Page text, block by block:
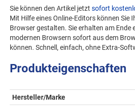
Sie können den Artikel jetzt sofort
Mit Hilfe eines Online-Editors können Sie
Browser gestalten. Sie erhalten am Ende
modernen Browsern sofort aus dem
können. Schnell, einfach, ohne Extra-
Produkteigenschaften
Hersteller/Marke